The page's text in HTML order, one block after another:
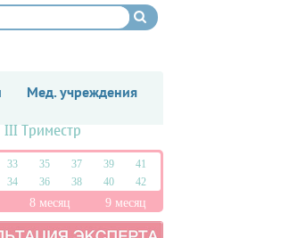
Мед. учреждения
III Триместр
33 35 37 39
41
34 36 38 40 42
8 месяц 9 месяц